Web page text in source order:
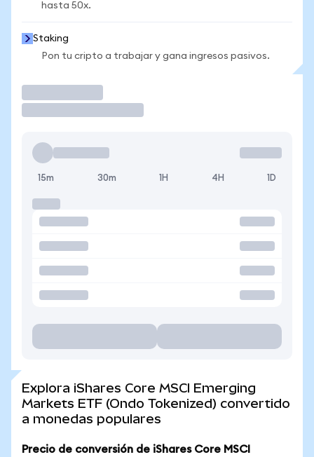
hasta 50x.
Staking
Pon tu cripto a trabajar y gana ingresos pasivos.
15m 30m 1H 4H 1D
Explora iShares Core MSCI Emerging
Markets ETF (Ondo Tokenized) convertido
a monedas populares
Precio de conversión de iShares Core MSCI